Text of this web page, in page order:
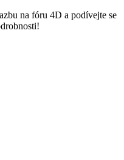
na fóru 4D a podívejte se